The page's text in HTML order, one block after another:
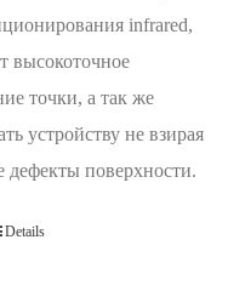
infrared,
высокоточное
точки, а так же
устройству не взирая
дефекты поверхности.
Details